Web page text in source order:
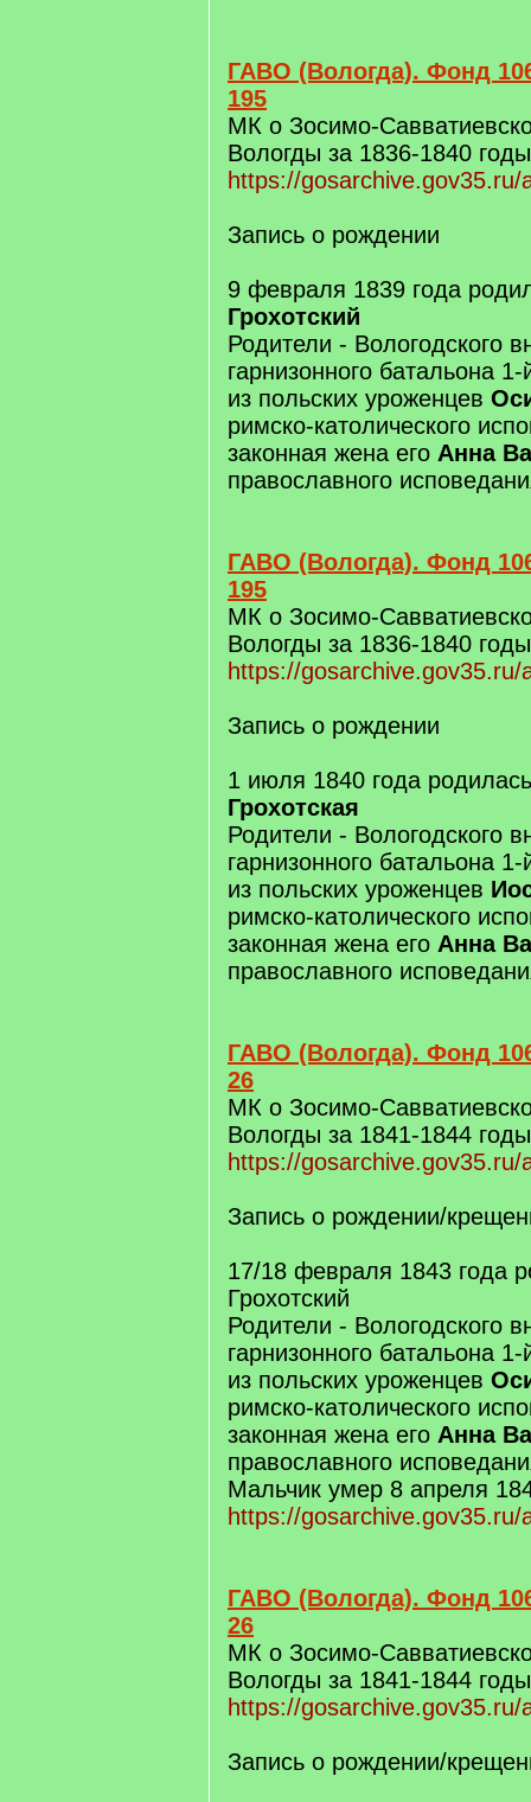
ГАВО (Вологда). Фонд
195
МК о Зосимо-
Вологды за 1836-1840 годы
https://
Запись о рождении
9 февраля 1839 года
Грохотский
Родители - Вологодского
гарнизонного батальона
из польских уроженцев
римско-католического
законная жена его Анна
православного
ГАВО (Вологда). Фонд
195
МК о Зосимо-
Вологды за 1836-1840 годы
https://
Запись о рождении
1 июля 1840 года
Грохотская
Родители - Вологодского
гарнизонного батальона
из польских уроженцев
римско-католического
законная жена его Анна
православного
ГАВО (Вологда). Фонд
26
МК о Зосимо-
Вологды за 1841-1844 годы
https://
Запись о рождении/
17/18 февраля 1843 года
Грохотский
Родители - Вологодского
гарнизонного батальона
из польских уроженцев
римско-католического
законная жена его Анна
православного
Мальчик умер 8 апреля
https://
ГАВО (Вологда). Фонд
26
МК о Зосимо-
Вологды за 1841-1844 годы
https://
Запись о рождении/